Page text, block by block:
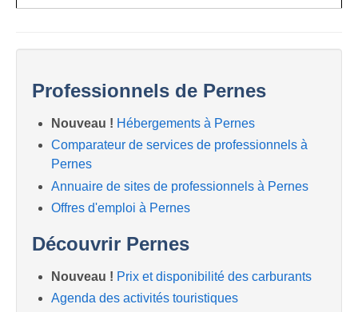
Professionnels de Pernes
Nouveau ! Hébergements à Pernes
Comparateur de services de professionnels à
Pernes
Annuaire de sites de professionnels à Pernes
Offres d'emploi à Pernes
Découvrir Pernes
Nouveau ! Prix et disponibilité des carburants
Agenda des activités touristiques